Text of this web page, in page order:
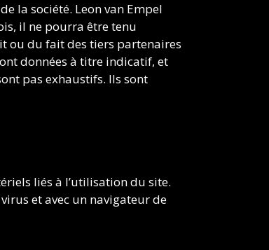
la société. Leon van Empel
il ne pourra être tenu
ou du fait des tiers partenaires
données à titre indicatif, et
pas exhaustifs. Ils sont
liés à l’utilisation du site.
et avec un navigateur de